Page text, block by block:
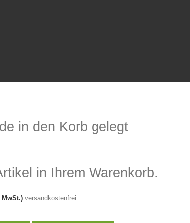
in den Korb gelegt
in Ihrem Warenkorb.
MwSt.) versandkostenfrei